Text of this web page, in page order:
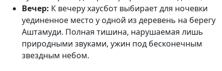
Вечер: К вечеру хаусбот выбирает для ночевки
уединенное место у одной из деревень на берегу
Аштамуди. Полная тишина, нарушаемая лишь
природными звуками, ужин под бесконечным
звездным небом.